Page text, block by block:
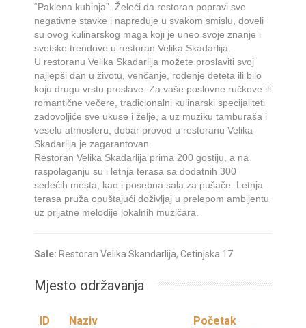
“Paklena kuhinja”. Želeći da restoran popravi sve
negativne stavke i napreduje u svakom smislu, doveli
su ovog kulinarskog maga koji je uneo svoje znanje i
svetske trendove u restoran Velika Skadarlija.
U restoranu Velika Skadarlija možete proslaviti svoj
najlepši dan u životu, venčanje, rođenje deteta ili bilo
koju drugu vrstu proslave. Za vaše poslovne ručkove ili
romantične večere, tradicionalni kulinarski specijaliteti
zadovoljiće sve ukuse i želje, a uz muziku tamburaša i
veselu atmosferu, dobar provod u restoranu Velika
Skadarlija je zagarantovan.
Restoran Velika Skadarlija prima 200 gostiju, a na
raspolaganju su i letnja terasa sa dodatnih 300
sedećih mesta, kao i posebna sala za pušače. Letnja
terasa pruža opuštajući doživljaj u prelepom ambijentu
uz prijatne melodije lokalnih muzičara.
Sale: Restoran Velika Skandarlija, Cetinjska 17
Mjesto održavanja
ID Naziv
Početak